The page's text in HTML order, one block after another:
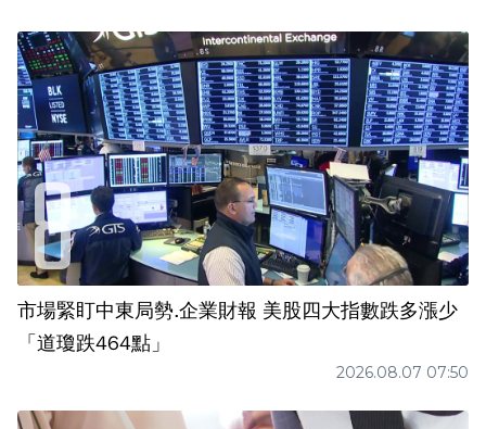
市場緊盯中東局勢.企業財報 美股四大指數跌多漲少
「道瓊跌464點」
2026.08.07 07:50